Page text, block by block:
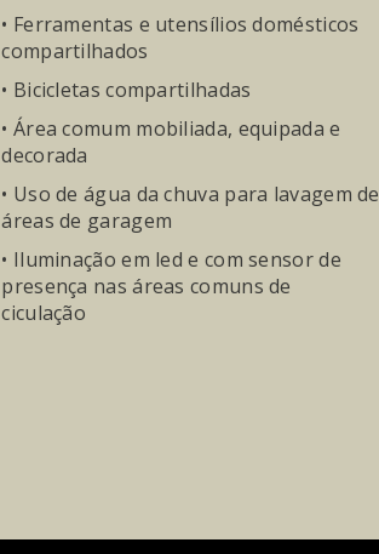
• Ferramentas e utensílios domésticos
compartilhados
• Bicicletas compartilhadas
• Área comum mobiliada, equipada e
decorada
• Uso de água da chuva para lavagem de
áreas de garagem
• Iluminação em led e com sensor de
presença nas áreas comuns de
ciculação